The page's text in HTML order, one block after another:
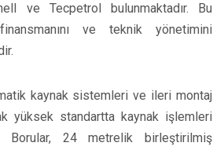
ve Tecpetrol bulunmaktadır. Bu
ve teknik yönetimini
kaynak sistemleri ve ileri montaj
yüksek standartta kaynak işlemleri
Borular, 24 metrelik birleştirilmiş